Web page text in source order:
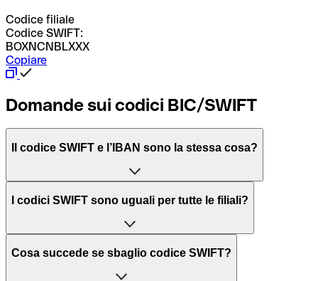
Codice filiale
Codice SWIFT:
BOXNCNBLXXX
Copiare
Domande sui codici BIC/SWIFT
Il codice SWIFT e l’IBAN sono la stessa cosa?
L'acronimo SWIFT sta per “Society for Worldwide
per l’elaborazione dei pagamenti tra diversi Paesi.
Il BIC, invece, sta per “Bank Identifier Code” ed è una
I codici SWIFT sono uguali per tutte le filiali?
Dipende dalle banche. In alcuni casi le banche utilizzano
Cosa succede se sbaglio codice SWIFT?